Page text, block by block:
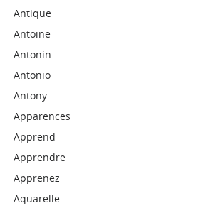
Antique
Antoine
Antonin
Antonio
Antony
Apparences
Apprend
Apprendre
Apprenez
Aquarelle